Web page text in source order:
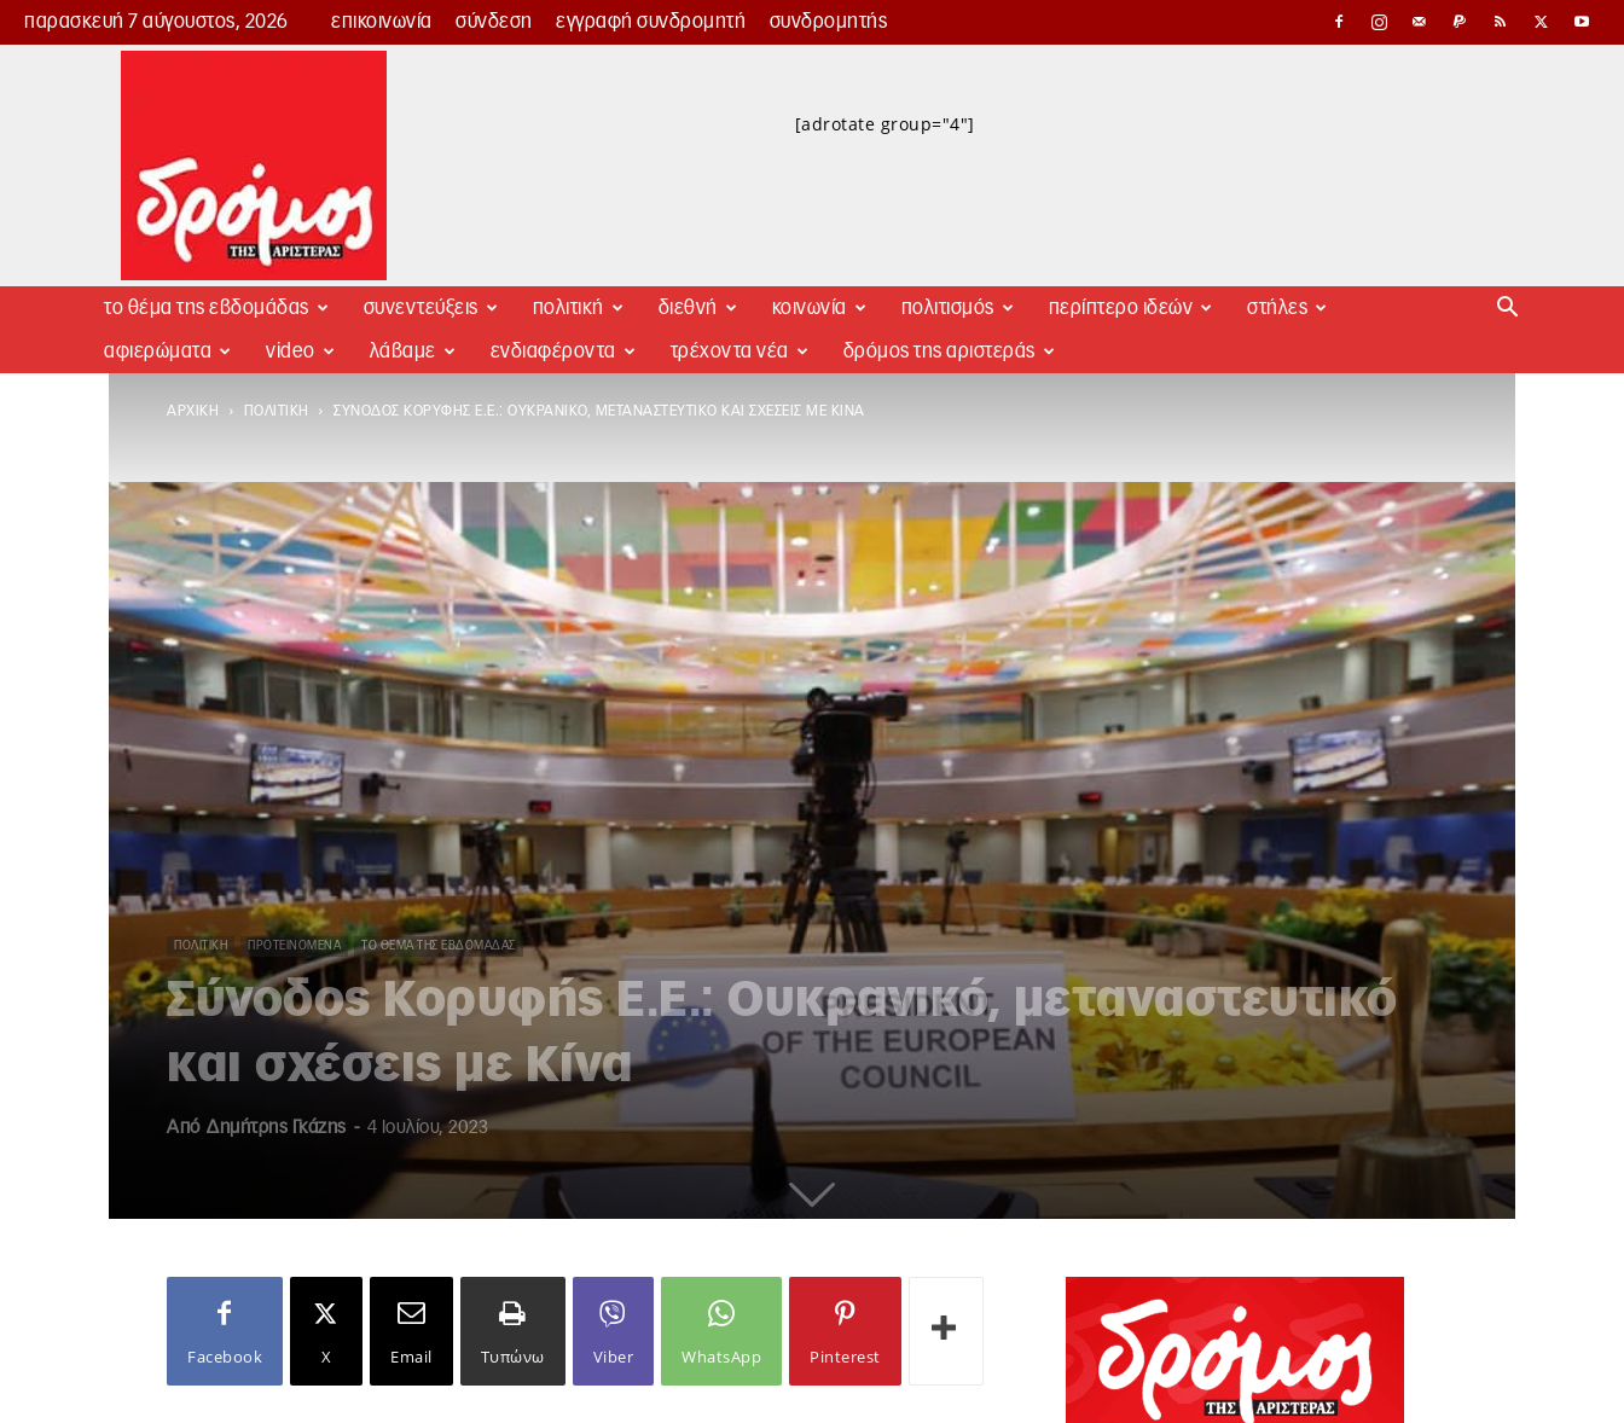
παρασκευή 7 αύγουστος, 2026 επικοινωνία σύνδεση εγγραφή συνδρομητή συνδρομητής
Δρόμος
[adrotate group="4"]
το θέμα της εβδομάδας συνεντεύξεις πολιτική διεθνή κοινωνία πολιτισμός περίπτερο ιδεών στήλες
αφιερώματα video λάβαμε ενδιαφέροντα τρέχοντα νέα δρόμος της αριστεράς
ΑΡΧΙΚΉ ΠΟΛΙΤΙΚΉ ΣΎΝΟΔΟΣ ΚΟΡΥΦΉΣ Ε.Ε.: ΟΥΚΡΑΝΙΚΌ, ΜΕΤΑΝΑΣΤΕΥΤΙΚΌ ΚΑΙ ΣΧΈΣΕΙΣ ΜΕ ΚΊΝΑ
ΠΟΛΙΤΙΚΉ ΠΡΟΤΕΙΝΌΜΕΝΑ ΤΟ ΘΈΜΑ ΤΗΣ ΕΒΔΟΜΆΔΑΣ
Σύνοδος Κορυφής Ε.Ε.: Ουκρανικό, μεταναστευτικό
και σχέσεις με Κίνα
Από Δημήτρης Γκάζης - 4 Ιουλίου, 2023
Facebook X Email Τυπώνω Viber WhatsApp Pinterest